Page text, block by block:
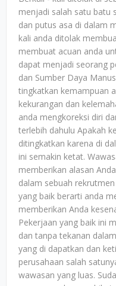
menjadi salah satu batu
dan putus asa di dalam
kali anda ditolak
membuat acuan anda
dapat menjadi seorang
dan Sumber Daya
tingkatkan kemampuan
kekurangan dan
anda mengkoreksi diri
terlebih dahulu Apakah
ditingkatkan karena di
ini semakin ketat.
memberikan alasan
dalam sebuah
yang baik berarti anda
memberikan Anda
Pekerjaan yang baik ini
dan tanpa tekanan
yang di dapatkan dan
perusahaan salah
wawasan yang luas.